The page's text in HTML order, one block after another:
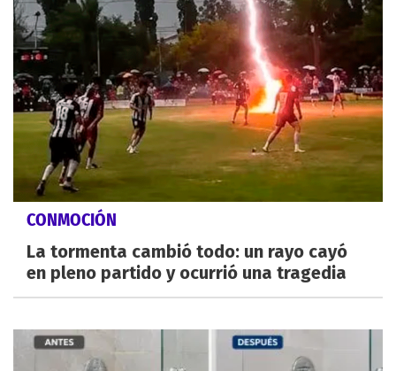
CONMOCIÓN
La tormenta cambió todo: un rayo cayó
en pleno partido y ocurrió una tragedia